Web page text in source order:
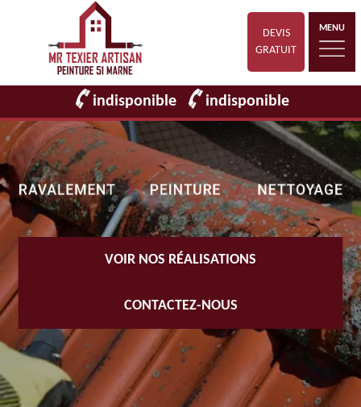
DEVIS
GRATUIT
MENU
indisponible indisponible
VOIR NOS RÉALISATIONS
CONTACTEZ-NOUS